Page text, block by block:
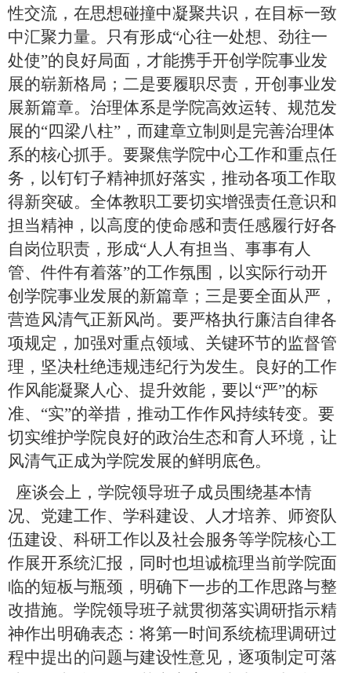
性交流，在思想碰撞中凝聚共识，在目标一致
中汇聚力量。只有形成“心往一处想、劲往一
处使”的良好局面，才能携手开创学院事业发
展的崭新格局；二是要履职尽责，开创事业发
展新篇章。治理体系是学院高效运转、规范发
展的“四梁八柱”，而建章立制则是完善治理体
系的核心抓手。要聚焦学院中心工作和重点任
务，以钉钉子精神抓好落实，推动各项工作取
得新突破。全体教职工要切实增强责任意识和
担当精神，以高度的使命感和责任感履行好各
自岗位职责，形成“人人有担当、事事有人
管、件件有着落”的工作氛围，以实际行动开
创学院事业发展的新篇章；三是要全面从严，
营造风清气正新风尚。​要严格执行廉洁自律各
项规定，加强对重点领域、关键环节的监督管
理，坚决杜绝违规违纪行为发生。良好的工作
作风能凝聚人心、提升效能，要以“严”的标
准、“实”的举措，推动工作作风持续转变。要
切实维护学院良好的政治生态和育人环境，让
风清气正成为学院发展的鲜明底色。
座谈会上，学院领导班子成员围绕基本情
况、党建工作、学科建设、人才培养、师资队
伍建设、科研工作以及社会服务等学院核心工
作展开系统汇报，同时也坦诚梳理当前学院面
临的短板与瓶颈，明确下一步的工作思路与整
改措施。学院领导班子就贯彻落实调研指示精
神作出明确表态：将第一时间系统梳理调研过
程中提出的问题与建设性意见，逐项制定可落